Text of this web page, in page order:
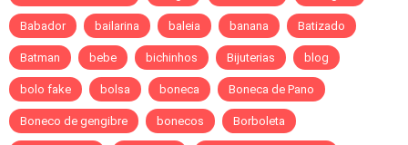
Babador bailarina baleia banana Batizado
Batman bebe bichinhos Bijuterias blog
bolo fake bolsa boneca Boneca de Pano
Boneco de gengibre bonecos Borboleta